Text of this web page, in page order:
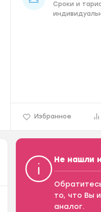
Сроки и
Избранное
Не нашли
то, что Вы
аналог.